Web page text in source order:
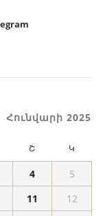
Հունվարի 2025
Շ Կ
4
5
11
12